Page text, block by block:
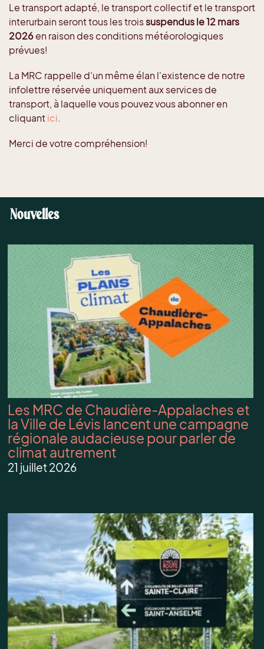
Le transport adapté, le transport collectif et le transport
interurbain seront tous les troissuspendus le 12 mars
2026en raison des conditions météorologiques
prévues!
La MRC rappelle d'un même élan l'existence de notre
infolettre réservée uniquement aux services de
transport, à laquelle vous pouvez vous abonner en
cliquantici.
Merci de votre compréhension!
Nouvelles
Les MRC de Chaudière-Appalaches et
la Ville de Lévis lancent une campagne
régionale audacieuse pour parler de
climat autrement
21 juillet 2026